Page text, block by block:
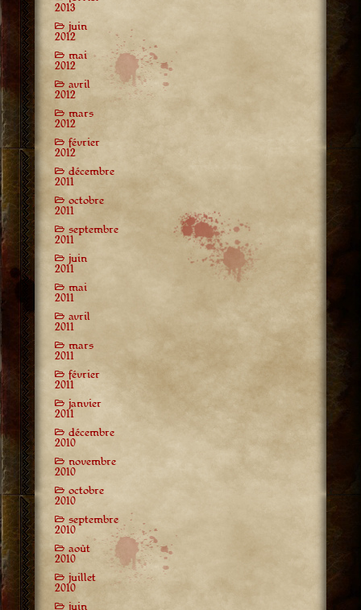
2013
juin
2012
mai
2012
avril
2012
mars
2012
février
2012
décembre
2011
octobre
2011
septembre
2011
juin
2011
mai
2011
avril
2011
mars
2011
février
2011
janvier
2011
décembre
2010
novembre
2010
octobre
2010
septembre
2010
août
2010
juillet
2010
juin